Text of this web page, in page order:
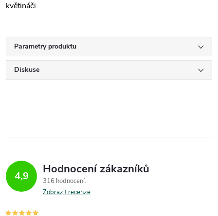
květináči
Parametry produktu
Diskuse
4,9 Hodnocení zákazníků
316 hodnocení
Zobrazit recenze